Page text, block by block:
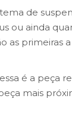
de
ou ainda
as primeiras
é a peça
mais